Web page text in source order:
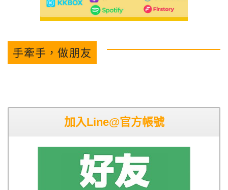
手牽手，做朋友
加入Line@官方帳號